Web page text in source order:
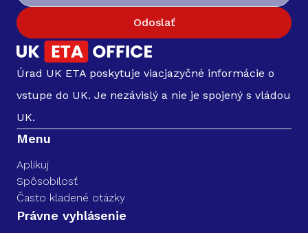
Odoslať
Úrad UK ETA poskytuje viacjazyčné informácie o
vstupe do UK. Je nezávislý a nie je spojený s vládou
UK.
Menu
Aplikuj
Spôsobilosť
Často kladené otázky
Právne vyhlásenie